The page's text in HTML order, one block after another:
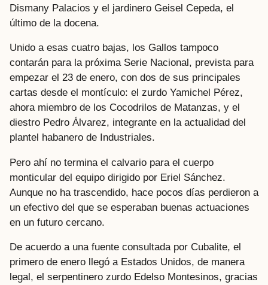
Dismany Palacios y el jardinero Geisel Cepeda, el
último de la docena.
Unido a esas cuatro bajas, los Gallos tampoco
contarán para la próxima Serie Nacional, prevista para
empezar el 23 de enero, con dos de sus principales
cartas desde el montículo: el zurdo Yamichel Pérez,
ahora miembro de los Cocodrilos de Matanzas, y el
diestro Pedro Álvarez, integrante en la actualidad del
plantel habanero de Industriales.
Pero ahí no termina el calvario para el cuerpo
monticular del equipo dirigido por Eriel Sánchez.
Aunque no ha trascendido, hace pocos días perdieron a
un efectivo del que se esperaban buenas actuaciones
en un futuro cercano.
De acuerdo a una fuente consultada por Cubalite, el
primero de enero llegó a Estados Unidos, de manera
legal, el serpentinero zurdo Edelso Montesinos, gracias